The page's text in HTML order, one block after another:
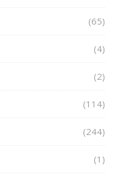
(65)
(4)
(2)
(114)
(244)
(1)